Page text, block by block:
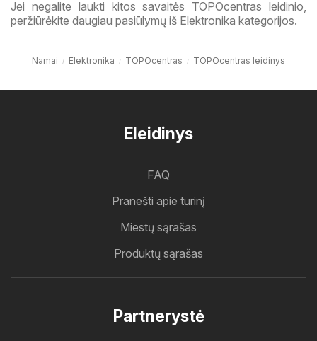
Jei negalite laukti kitos savaitės TOPOcentras leidinio,
peržiūrėkite daugiau pasiūlymų iš Elektronika kategorijos.
Namai Elektronika TOPOcentras TOPOcentras leidinys
Eleidinys
FAQ
Pranešti apie turinį
Miestų sąrašas
Produktų sąrašas
Partnerystė